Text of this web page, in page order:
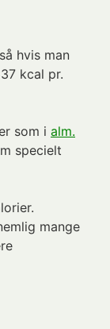
hvis man
kcal pr.
som i alm.
specielt
mange